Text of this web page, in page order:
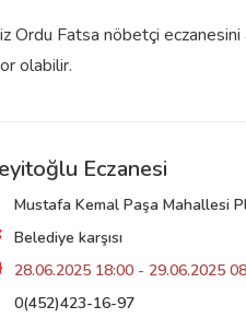
Ordu Fatsa nöbetçi
olabilir.
Eczanesi
Mustafa Kemal Paşa Mahallesi
Belediye karşısı
28.06.2025 18:00 - 29.06.2025
0(452)423-16-97